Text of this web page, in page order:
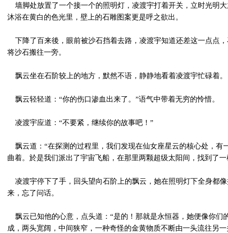
墙脚处放置了一个接一个的照明灯，凌渡宇打着开关，立时光明
沐浴在黄白的色光里，壁上的石雕图案更是呼之欲出。
下降了百来後，眼前被沙石挡着去路，凌渡宇知道还差这一点点
将沙石搬往一旁。
飘云坐在石阶较上的地方，默然不语，静静地看着凌渡宇忙碌着。
飘云轻轻道：“你的伤口渗血出来了。”语气中带着无穷的怜惜。
凌渡宇应道：“不要紧，继续你的故事吧！”
飘云道：“在探测的过程里，我们发现在仙女座星云的核心处，有
曲着。於是我们派出了宇宙飞船，在那里两颗超级太阳间，找到了
凌渡宇停下了手，回头望向石阶上的飘云，她在照明灯下全身都
来，忘了问话。
飘云已知他的心意，点头道：“是的！那就是永恒器，她便像你们
成，两头宽阔，中间狭窄，一种奇怪的金黄物质不断由一头流往另